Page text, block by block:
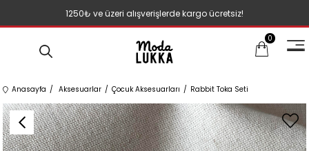
1250₺ ve üzeri alışverişlerde kargo ücretsiz!
0
Anasayfa Aksesuarlar Çocuk Aksesuarları Rabbit Toka Seti